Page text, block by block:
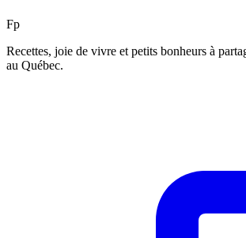
Fp
Recettes, joie de vivre et petits bonheurs à
au Québec.